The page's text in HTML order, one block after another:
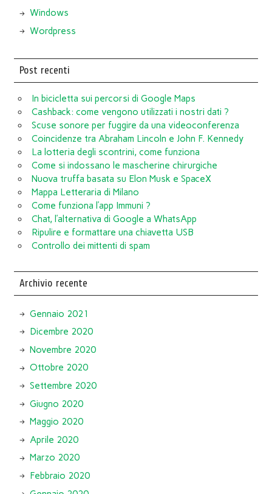
Windows
Wordpress
Post recenti
In bicicletta sui percorsi di Google Maps
Cashback: come vengono utilizzati i nostri dati ?
Scuse sonore per fuggire da una videoconferenza
Coincidenze tra Abraham Lincoln e John F. Kennedy
La lotteria degli scontrini, come funziona
Come si indossano le mascherine chirurgiche
Nuova truffa basata su Elon Musk e SpaceX
Mappa Letteraria di Milano
Come funziona l’app Immuni ?
Chat, l’alternativa di Google a WhatsApp
Ripulire e formattare una chiavetta USB
Controllo dei mittenti di spam
Archivio recente
Gennaio 2021
Dicembre 2020
Novembre 2020
Ottobre 2020
Settembre 2020
Giugno 2020
Maggio 2020
Aprile 2020
Marzo 2020
Febbraio 2020